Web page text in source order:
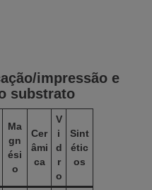
impressão e
substrato
Ma
gn
ési
o
Cer
âmi
ca
V
i
d
r
o
Sint
étic
os